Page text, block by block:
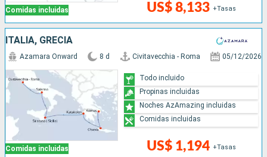
Comidas incluidas US$ 8,133 +Tasas
ITALIA, GRECIA
Comidas incluidas
Azamara Onward 8 d Civitavecchia - Roma 05/12/2026
US$ 1,194 +Tasas
Todo incluido
Propinas incluidas
Noches AzAmazing incluidas
Comidas incluidas